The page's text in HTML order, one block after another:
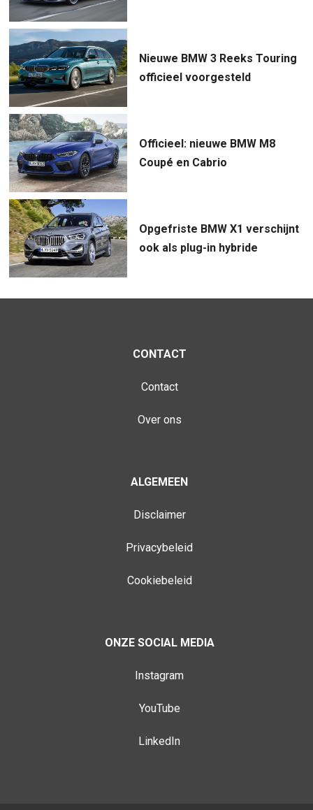
Nieuwe BMW 3 Reeks Touring
officieel voorgesteld
Officieel: nieuwe BMW M8
Coupé en Cabrio
Opgefriste BMW X1 verschijnt
ook als plug-in hybride
CONTACT
Contact
Over ons
ALGEMEEN
Disclaimer
Privacybeleid
Cookiebeleid
ONZE SOCIAL MEDIA
Instagram
YouTube
LinkedIn